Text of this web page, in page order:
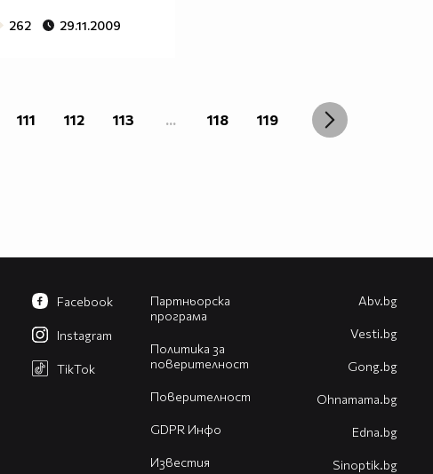
262 29.11.2009
111 112 113 ... 118 119
Партньорска
програма
Политика за
поверителност
Поверителност
GDPR Инфо
Известия
Facebook
Instagram
TikTok
Abv.bg
Vesti.bg
Gong.bg
Оhnamama.bg
Edna.bg
Sinoptik.bg